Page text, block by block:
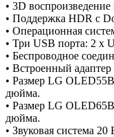
• 3D
• Поддержка HDR с
• Операционная
• Три USB порта: 2 x
• Беспроводное
• Встроенный
• Размер LG
дюйма.
• Размер LG
дюйма.
• Звуковая система